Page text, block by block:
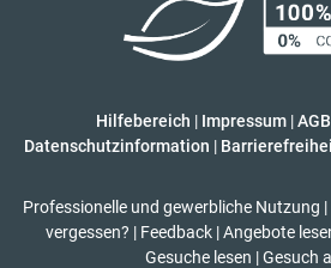
Hilfebereich | Impressum |AGB
Datenschutzinformation |
Professionelle und gewerbliche Nutzung |
vergessen? | Feedback | Angebote
Gesuche lesen | Gesuch